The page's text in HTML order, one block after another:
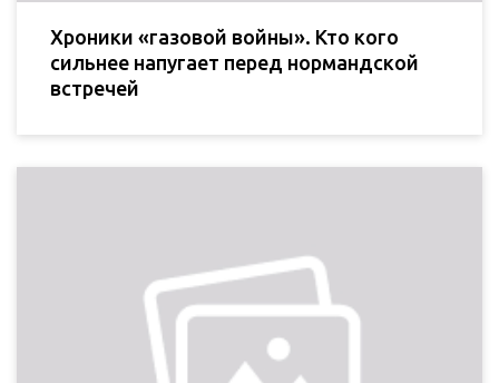
Хроники «газовой войны». Кто кого
сильнее напугает перед нормандской
встречей